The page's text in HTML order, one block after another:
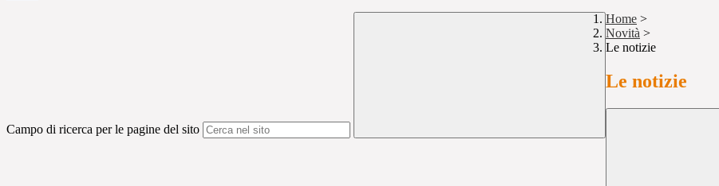
Campo di ricerca per le pagine del sito
Home >
Novità >
Le notizie
Le notizie